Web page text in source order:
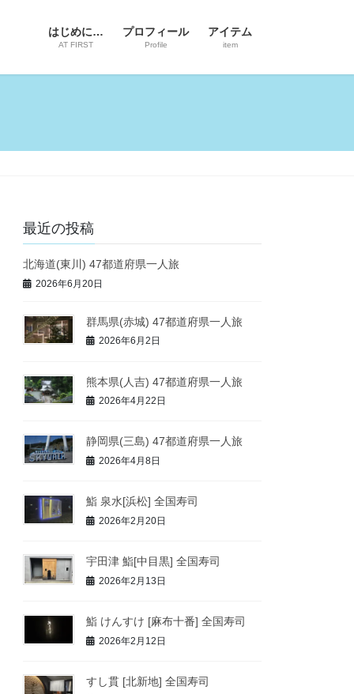
はじめに…
AT FIRST
プロフィール
Profile
アイテム
item
最近の投稿
北海道(東川) 47都道府県一人旅
2026年6月20日
群馬県(赤城) 47都道府県一人旅
2026年6月2日
熊本県(人吉) 47都道府県一人旅
2026年4月22日
静岡県(三島) 47都道府県一人旅
2026年4月8日
鮨 泉水[浜松] 全国寿司
2026年2月20日
宇田津 鮨[中目黒] 全国寿司
2026年2月13日
鮨 けんすけ [麻布十番] 全国寿司
2026年2月12日
すし貫 [北新地] 全国寿司